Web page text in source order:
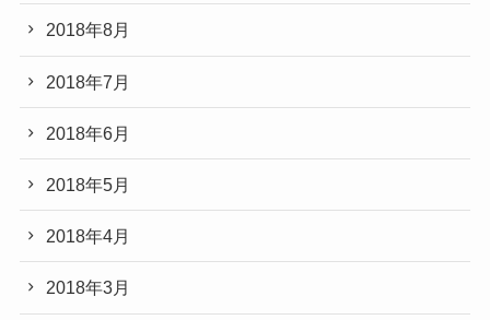
2018年8月
2018年7月
2018年6月
2018年5月
2018年4月
2018年3月